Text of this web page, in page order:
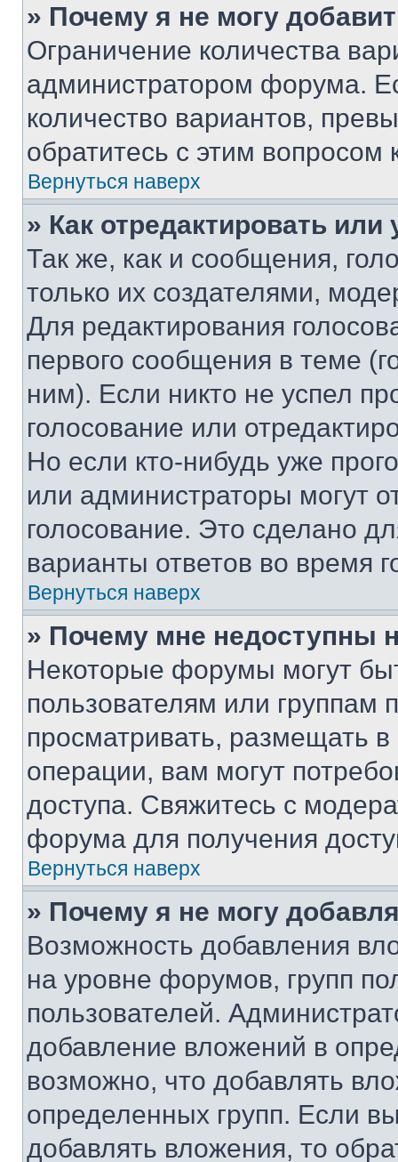
» Почему я не могу
Ограничение количества
администратором форума.
количество вариантов,
обратитесь с этим вопросом
Вернуться наверх
» Как отредактировать
Так же, как и сообщения,
только их создателями,
Для редактирования
первого сообщения в теме
ним). Если никто не успел
голосование или
Но если кто-нибудь уже
или администраторы могут
голосование. Это сделано
варианты ответов во время
Вернуться наверх
» Почему мне недоступны
Некоторые форумы могут
пользователям или группам
просматривать, размещать
операции, вам могут
доступа. Свяжитесь с
форума для получения
Вернуться наверх
» Почему я не могу
Возможность добавления
на уровне форумов, групп
пользователей.
добавление вложений в
возможно, что добавлять
определенных групп. Если
добавлять вложения, то